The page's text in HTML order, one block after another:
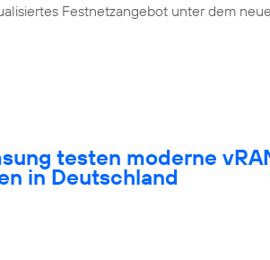
Festnetzangebot unter dem
testen moderne
in Deutschland